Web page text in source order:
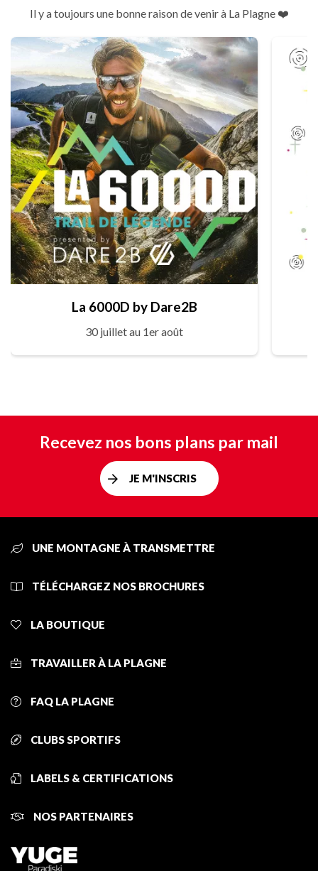
Il y a toujours une bonne raison de venir à La Plagne ❤️
La 6000D by Dare2B
30 juillet au 1er août
Recevez nos bons plans par mail
JE M'INSCRIS
UNE MONTAGNE À TRANSMETTRE
TÉLÉCHARGEZ NOS BROCHURES
LA BOUTIQUE
TRAVAILLER À LA PLAGNE
FAQ LA PLAGNE
CLUBS SPORTIFS
LABELS & CERTIFICATIONS
NOS PARTENAIRES